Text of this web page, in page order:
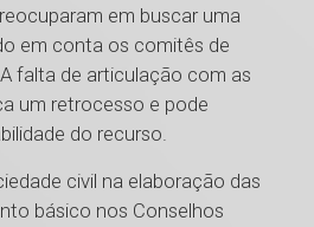
em buscar uma
em conta os comitês de
falta de articulação com as
um retrocesso e pode
do recurso.
civil na elaboração das
básico nos Conselhos